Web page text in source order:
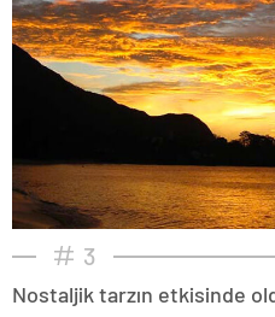
3
Nostaljik tarzın etkisinde